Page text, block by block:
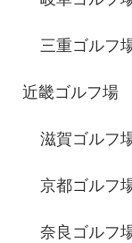
三重ゴルフ
近畿ゴルフ場
滋賀ゴルフ
京都ゴルフ
奈良ゴルフ